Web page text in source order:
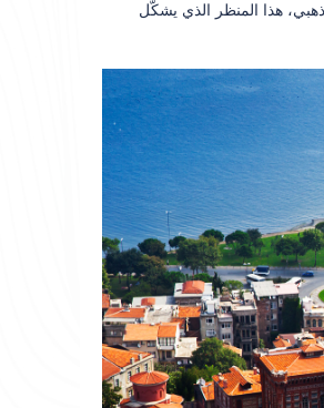
هذا المنظر الذي يشكّل